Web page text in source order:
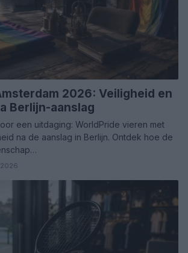
2026: Veiligheid en
Berlijn-aanslag
een uitdaging: WorldPride vieren met
na de aanslag in Berlijn. Ontdek hoe de
2026